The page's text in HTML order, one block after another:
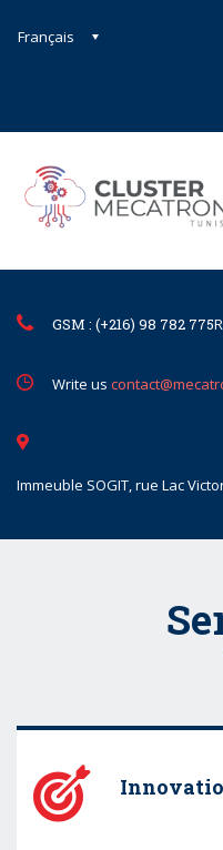
Français
GSM : (+216) 98 782 775
Write us
Immeuble SOGIT, rue Lac